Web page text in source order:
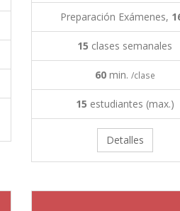
Preparación Exámenes,
15 clases semanales
60min. /clase
15 estudiantes (max.)
Detalles